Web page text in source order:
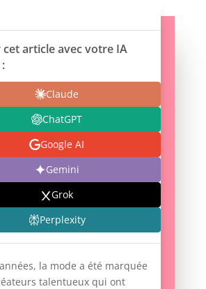
cet article avec votre IA
Claude
ChatGPT
Google AI
Gemini
Grok
Perplexity
la mode a été marquée
talentueux qui ont